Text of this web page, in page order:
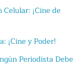
¡Cine de
¡Cine y Poder!
Periodista Debe